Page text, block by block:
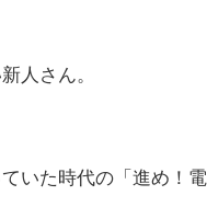
人さん。
いた時代の「進め！電